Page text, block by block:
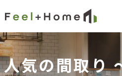
人気の間取り